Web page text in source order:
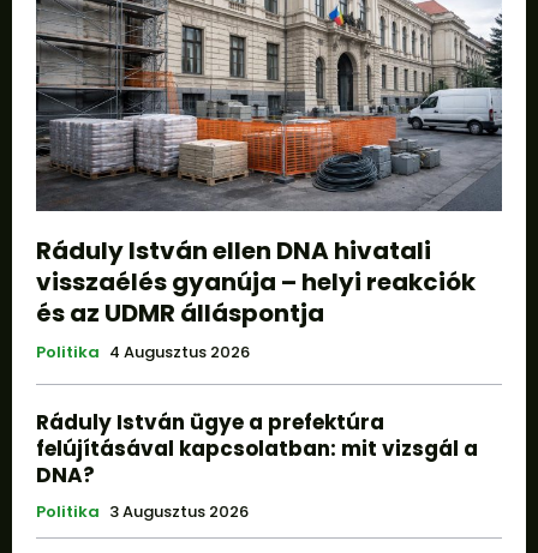
Ráduly István ellen DNA hivatali
visszaélés gyanúja – helyi reakciók
és az UDMR álláspontja
Politika 4 Augusztus 2026
Ráduly István ügye a prefektúra
felújításával kapcsolatban: mit vizsgál a
DNA?
Politika 3 Augusztus 2026